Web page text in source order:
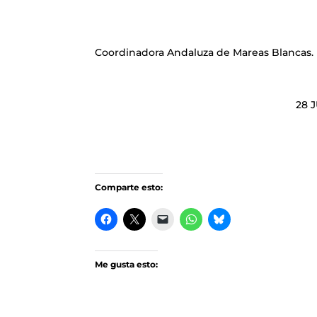
Coordinadora Andaluza de Mareas Blancas.
28 JULIO
Comparte esto:
Me gusta esto: